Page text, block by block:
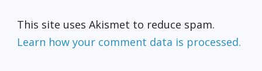
This site uses Akismet to reduce spam.
Learn how your comment data is processed.